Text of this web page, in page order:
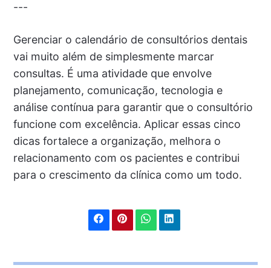
---
Gerenciar o calendário de consultórios dentais
vai muito além de simplesmente marcar
consultas. É uma atividade que envolve
planejamento, comunicação, tecnologia e
análise contínua para garantir que o consultório
funcione com excelência. Aplicar essas cinco
dicas fortalece a organização, melhora o
relacionamento com os pacientes e contribui
para o crescimento da clínica como um todo.